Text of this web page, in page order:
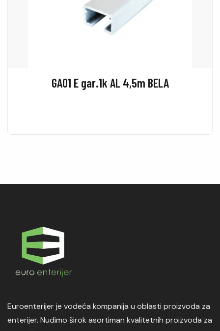
GA01 E gar.1k AL 4,5m BELA
Euroenterijer je vodeća kompanija u oblasti proizvoda za
enterijer. Nudimo širok asortiman kvalitetnih proizvoda za